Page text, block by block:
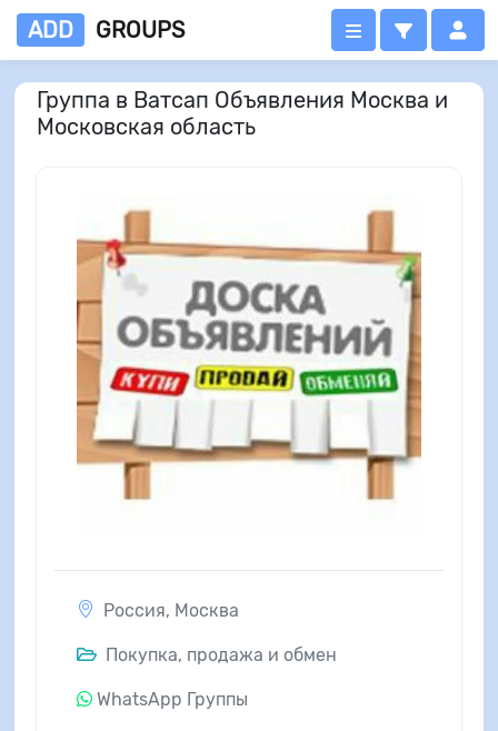
ADD GROUPS
Группа в Ватсап Объявления Москва и
Московская область
Россия, Москва
Покупка, продажа и обмен
WhatsApp Группы